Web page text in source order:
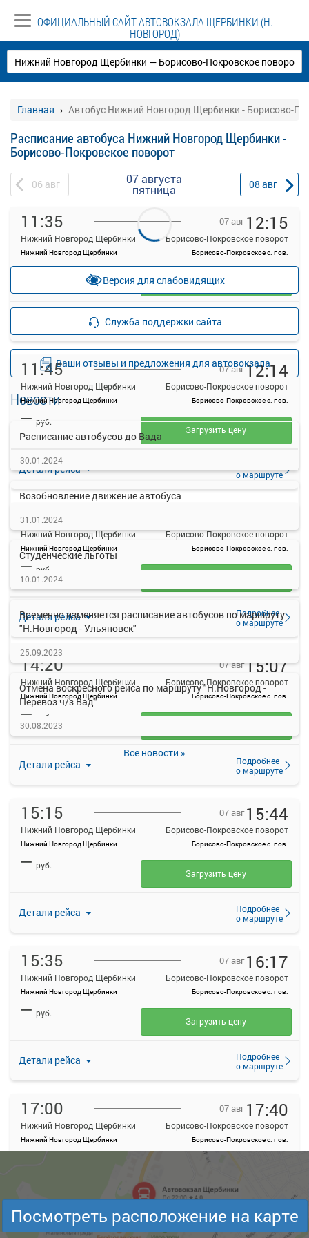
ОФИЦИАЛЬНЫЙ САЙТ АВТОВОКЗАЛА ЩЕРБИНКИ (Н.
НОВГОРОД)
Главная Автобус Нижний Новгород Щербинки - Борисово-
Расписание автобуса Нижний Новгород Щербинки -
Борисово-Покровское поворот
06 авг 07 августа
пятница 08 авг
11:35
Нижний Новгород Щербинки
Нижний Новгород Щербинки
07 авг 12:15
Борисово-Покровское поворот
Борисово-Покровское с. пов.
—
Загрузить цену
11:45
Нижний Новгород Щербинки
Нижний Новгород Щербинки
07 авг12:14
Борисово-Покровское поворот
Борисово-Покровское с. пов.
Детали рейса
о маршруте
— руб.
Загрузить цену
13:25
Нижний Новгород Щербинки
Нижний Новгород Щербинки
Борисово-Покровское поворот
Борисово-Покровское с. пов.
Детали рейса
Подробнее
о маршруте
— руб.
14:20
Нижний Новгород Щербинки
Нижний Новгород Щербинки
07 авг15:07
Борисово-Покровское поворот
Борисово-Покровское с. пов.
Детали рейса
Подробнее
о маршруте
— руб.
15:15
Нижний Новгород Щербинки
Нижний Новгород Щербинки
07 авг 15:44
Борисово-Покровское поворот
Борисово-Покровское с. пов.
Детали рейса
Подробнее
о маршруте
— руб.
Загрузить цену
15:35
Нижний Новгород Щербинки
Нижний Новгород Щербинки
07 авг 16:17
Борисово-Покровское поворот
Борисово-Покровское с. пов.
Детали рейса
Подробнее
о маршруте
— руб.
Загрузить цену
17:00
Нижний Новгород Щербинки
Нижний Новгород Щербинки
07 авг 17:40
Борисово-Покровское поворот
Борисово-Покровское с. пов.
Детали рейса
о маршруте
—
Версия для слабовидящих
Служба поддержки сайта
Ваши отзывы и предложения для автовокзала
Новости
Расписание автобусов до Вада
30.01.2024
Возобновление движение автобуса
31.01.2024
Студенческие льготы
10.01.2024
Временно изменяется расписание автобусов по маршруту
"Н.Новгород - Ульяновск"
25.09.2023
Отмена воскресного рейса по маршруту "Н.Новгород -
Перевоз ч/з Вад"
30.08.2023
Все новости »
Посмотреть расположение на карте